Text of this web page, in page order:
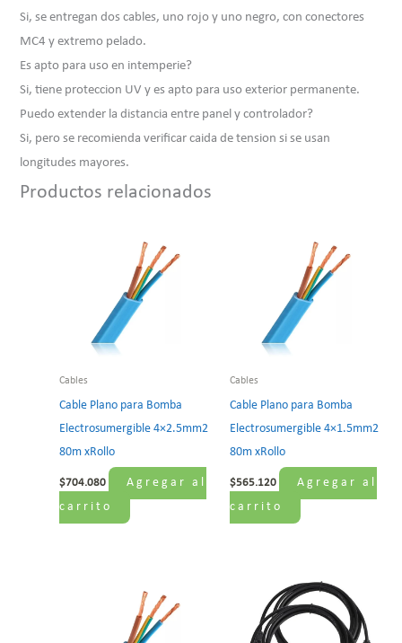
Si, se entregan dos cables, uno rojo y uno negro, con conectores
MC4 y extremo pelado.
Es apto para uso en intemperie?
Si, tiene proteccion UV y es apto para uso exterior permanente.
Puedo extender la distancia entre panel y controlador?
Si, pero se recomienda verificar caida de tension si se usan
longitudes mayores.
Productos relacionados
Cables
Cable Plano para Bomba
Electrosumergible 4×2.5mm2
80m xRollo
$704.080
Agregar al
carrito
Cables
Cable Plano para Bomba
Electrosumergible 4×1.5mm2
80m xRollo
$565.120
Agregar al
carrito